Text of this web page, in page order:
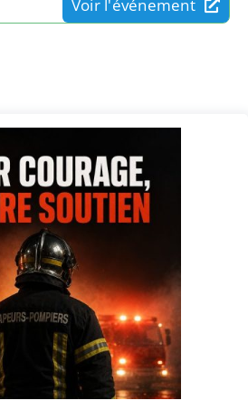
Voir l'événement